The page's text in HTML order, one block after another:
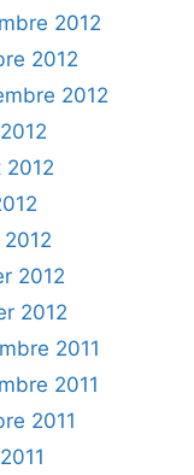
2012
2012
2012
2012
2012
2012
2011
2011
2011